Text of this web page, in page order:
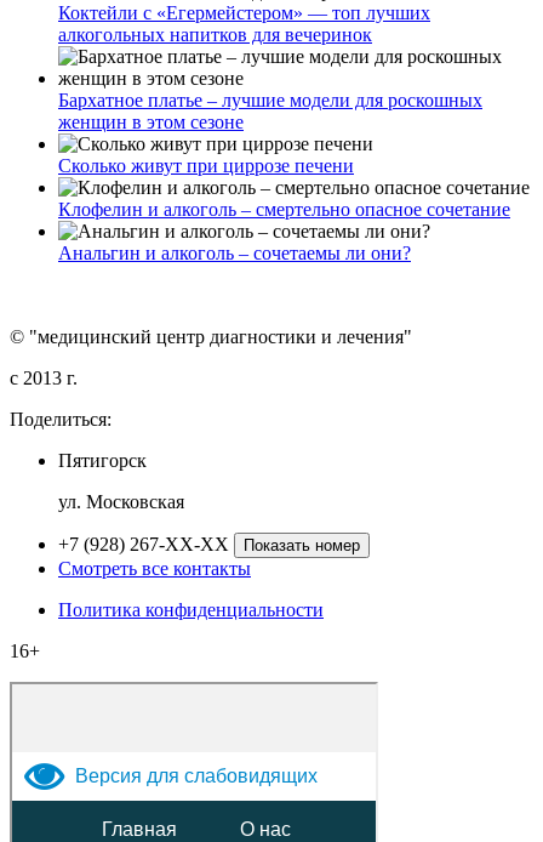
Коктейли с «Егермейстером» — топ лучших
алкогольных напитков для вечеринок
Бархатное платье – лучшие модели для роскошных
женщин в этом сезоне
Сколько живут при циррозе печени
Клофелин и алкоголь – смертельно опасное сочетание
Анальгин и алкоголь – сочетаемы ли они?
© "медицинский центр диагностики и лечения"
c 2013 г.
Поделиться:
Пятигорск
ул. Московская
+7 (928) 267-XX-XX Показать номер
Смотреть все контакты
Политика конфиденциальности
16+